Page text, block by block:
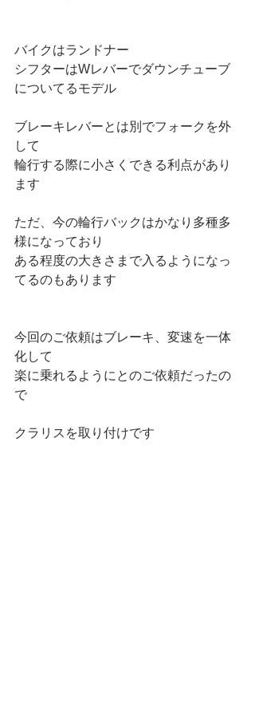
バイクはランドナー
シフターはWレバーでダウンチューブ
についてるモデル
ブレーキレバーとは別でフォークを外
して
輪行する際に小さくできる利点があり
ます
ただ、今の輪行バックはかなり多種多
様になっており
ある程度の大きさまで入るようになっ
てるのもあります
今回のご依頼はブレーキ、変速を一体
化して
楽に乗れるようにとのご依頼だったの
で
クラリスを取り付けです